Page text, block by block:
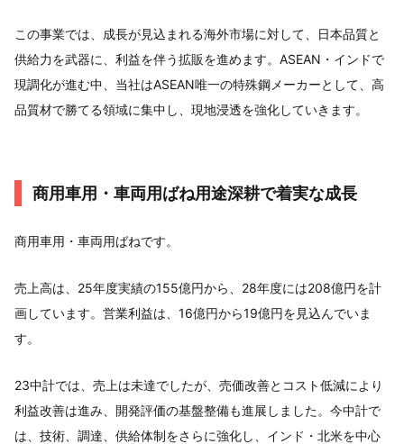
この事業では、成長が見込まれる海外市場に対して、日本品質と
供給力を武器に、利益を伴う拡販を進めます。ASEAN・インドで
現調化が進む中、当社はASEAN唯一の特殊鋼メーカーとして、高
品質材で勝てる領域に集中し、現地浸透を強化していきます。
商用車用・車両用ばね用途深耕で着実な成長
商用車用・車両用ばねです。
売上高は、25年度実績の155億円から、28年度には208億円を計
画しています。営業利益は、16億円から19億円を見込んでいま
す。
23中計では、売上は未達でしたが、売価改善とコスト低減により
利益改善は進み、開発評価の基盤整備も進展しました。今中計で
は、技術、調達、供給体制をさらに強化し、インド・北米を中心